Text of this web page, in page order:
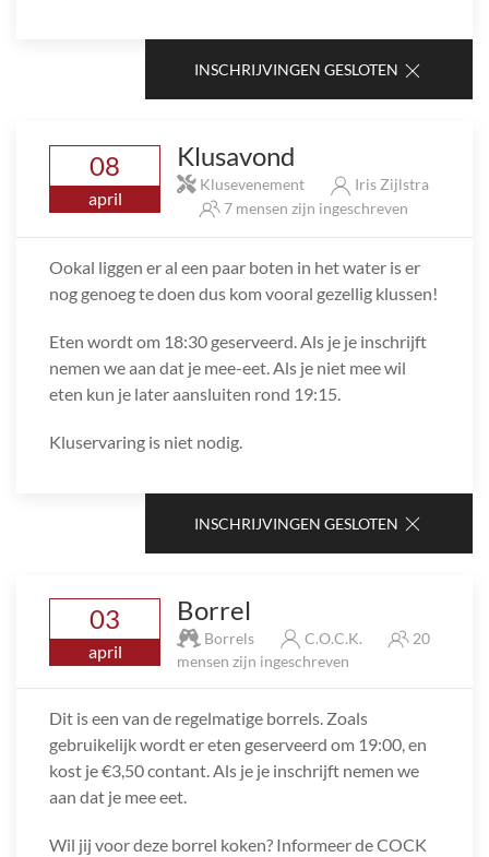
INSCHRIJVINGEN GESLOTEN
08
april
Klusavond
Klusevenement
Iris Zijlstra
7 mensen zijn ingeschreven
Ookal liggen er al een paar boten in het water is er
nog genoeg te doen dus kom vooral gezellig klussen!
Eten wordt om 18:30 geserveerd. Als je je inschrijft
nemen we aan dat je mee-eet. Als je niet mee wil
eten kun je later aansluiten rond 19:15.
Kluservaring is niet nodig.
INSCHRIJVINGEN GESLOTEN
03
april
Borrel
Borrels C.O.C.K.
20
mensen zijn ingeschreven
Dit is een van de regelmatige borrels. Zoals
gebruikelijk wordt er eten geserveerd om 19:00, en
kost je €3,50 contant. Als je je inschrijft nemen we
aan dat je mee eet.
Wil jij voor deze borrel koken? Informeer de COCK